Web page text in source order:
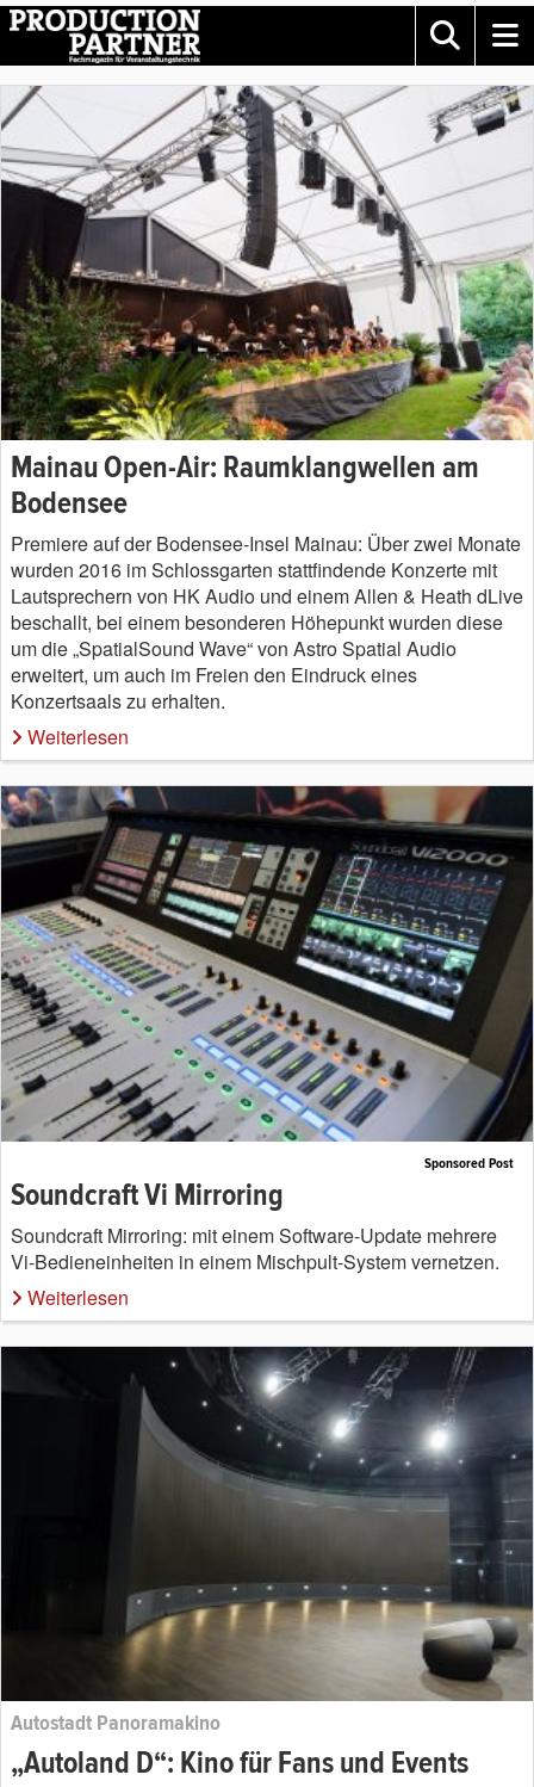
Mainau Open-Air: Raumklangwellen am
Bodensee
Premiere auf der Bodensee-Insel Mainau: Über zwei Monate
wurden 2016 im Schlossgarten stattfindende Konzerte mit
Lautsprechern von HK Audio und einem Allen & Heath dLive
beschallt, bei einem besonderen Höhepunkt wurden diese
um die „SpatialSound Wave“ von Astro Spatial Audio
erweitert, um auch im Freien den Eindruck eines
Konzertsaals zu erhalten.
Weiterlesen
Sponsored Post
Soundcraft Vi Mirroring
Soundcraft Mirroring: mit einem Software-Update mehrere
Vi-Bedieneinheiten in einem Mischpult-System vernetzen.
Weiterlesen
Autostadt Panoramakino
„Autoland D“: Kino für Fans und Events